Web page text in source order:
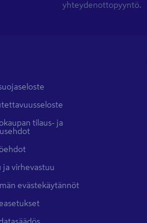
yhteydenottopyyntö.
tilaus- ja
ja virhevastuu
evästekäytännöt